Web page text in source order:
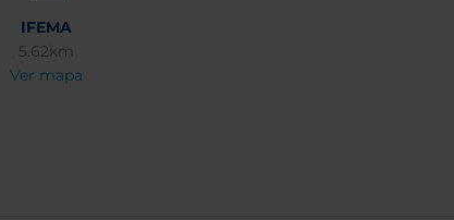
IFEMA
5.62km
Ver mapa